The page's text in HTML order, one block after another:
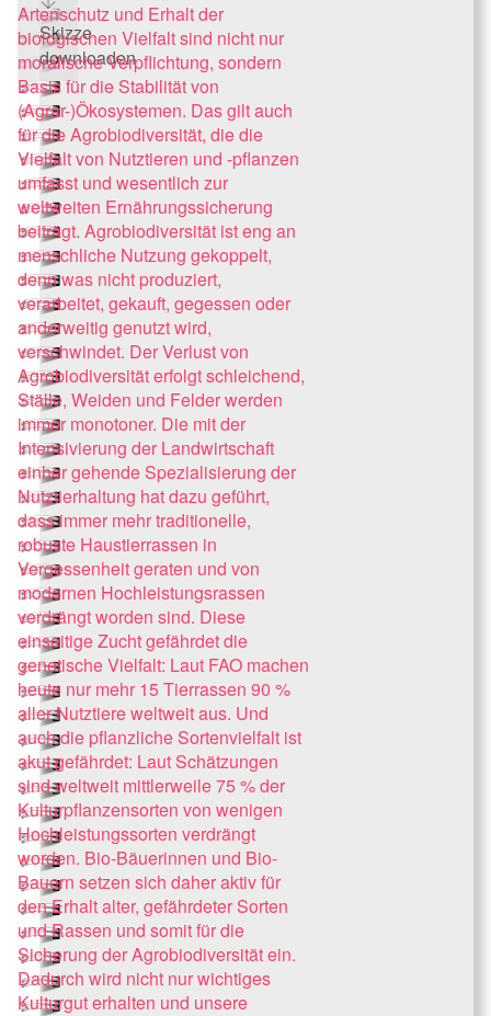
Skizze
downloaden
Artenschutz und Erhalt der
biologischen Vielfalt sind nicht nur
moralische Verpflichtung, sondern
Basis für die Stabilität von
(Agrar-)Ökosystemen. Das gilt auch
für die Agrobiodiversität, die die
Vielfalt von Nutztieren und -pflanzen
umfasst und wesentlich zur
weltweiten Ernährungssicherung
beiträgt. Agrobiodiversität ist eng an
menschliche Nutzung gekoppelt,
denn was nicht produziert,
verarbeitet, gekauft, gegessen oder
anderweitig genutzt wird,
verschwindet. Der Verlust von
Agrobiodiversität erfolgt schleichend,
Ställe, Weiden und Felder werden
immer monotoner. Die mit der
Intensivierung der Landwirtschaft
einher gehende Spezialisierung der
Nutztierhaltung hat dazu geführt,
dass immer mehr traditionelle,
robuste Haustierrassen in
Vergessenheit geraten und von
modernen Hochleistungsrassen
verdrängt worden sind. Diese
einseitige Zucht gefährdet die
genetische Vielfalt: Laut FAO machen
heute nur mehr 15 Tierrassen 90 %
aller Nutztiere weltweit aus. Und
auch die pflanzliche Sortenvielfalt ist
akut gefährdet: Laut Schätzungen
sind weltweit mittlerweile 75 % der
Kulturpflanzensorten von wenigen
Hochleistungssorten verdrängt
worden. Bio-Bäuerinnen und Bio-
Bauern setzen sich daher aktiv für
den Erhalt alter, gefährdeter Sorten
und Rassen und somit für die
Sicherung der Agrobiodiversität ein.
Dadurch wird nicht nur wichtiges
Kulturgut erhalten und unsere